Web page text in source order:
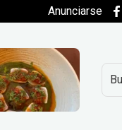
Anunciarse